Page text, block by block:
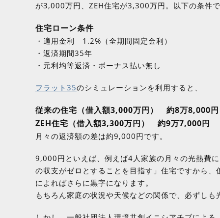
が3,000万円、ZEH住宅が3,300万円。以下の条件
住宅ローン条件
・適用金利 1.2%（全期間固定金利）
・返済期間35年
・元利均等返済・ボーナス払い無し
フラット35のシミュレーションを利用すると、
従来の住宅（借入額3,000万円） 約8万8,000円
ZEH住宅（借入額3,300万円） 約9万7,000円
月々の返済額の差は約9,000円です。
9,000円といえば、例えば4人家族の月々の光熱費
の収支がゼロとすることを目指す」住宅ですから
によればさらに黒字になります。
もちろん家庭の状況や天候などの関係で、必ずし